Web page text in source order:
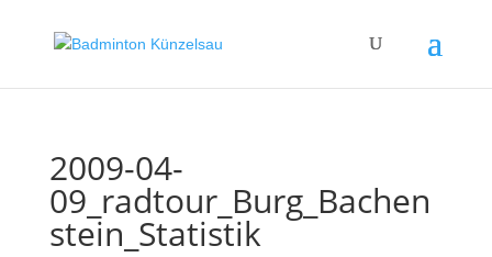
2009-04-
09_radtour_Burg_Bachen
stein_Statistik